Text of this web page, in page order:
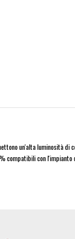
un'alta luminosità di
compatibili con l'impianto